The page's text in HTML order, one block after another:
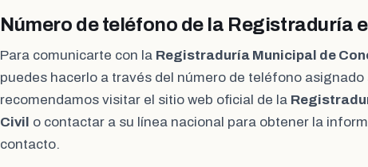
Número de teléfono de la Registraduría
Para comunicarte con la Registraduría Municipal de
puedes hacerlo a través del número de teléfono asignado
recomendamos visitar el sitio web oficial de la
Civil o contactar a su línea nacional para obtener la
contacto.